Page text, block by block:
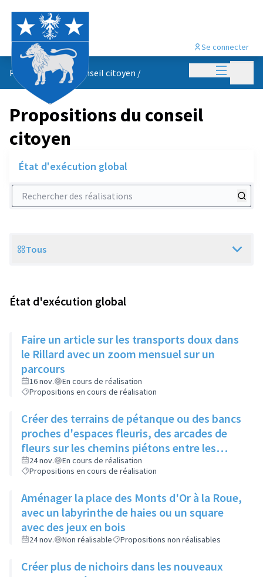
Menu
Se connecter
Propositions du conseil citoyen /
Propositions du conseil
citoyen
État d'exécution global
Rechercher des réalisations
Scope
Tous
État d'exécution global
Faire un article sur les transports doux dans
le Rillard avec un zoom mensuel sur un
parcours
16 nov.
En cours de réalisation
Propositions en cours de réalisation
Créer des terrains de pétanque ou des bancs
proches d'espaces fleuris, des arcades de
fleurs sur les chemins piétons entre les
immeubles
24 nov.
En cours de réalisation
Propositions en cours de réalisation
Aménager la place des Monts d'Or à la Roue,
avec un labyrinthe de haies ou un square
avec des jeux en bois
24 nov. Non réalisable Propositions non réalisables
Créer plus de nichoirs dans les nouveaux